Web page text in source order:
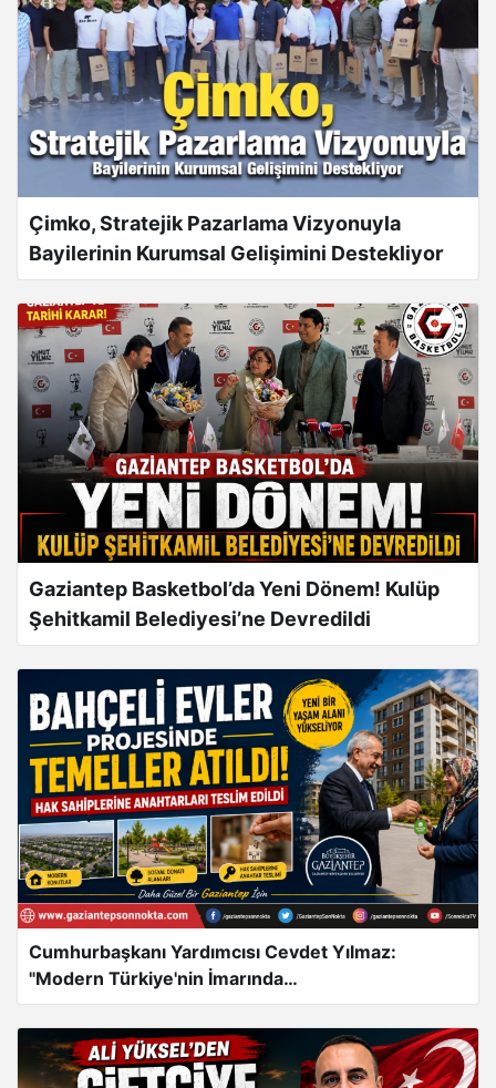
BUĞRA KAVUNCU’DAN CHP İSTANBUL İL
BAŞKANLIĞINA ATANAN KAYYUMA TEPKİ
Sessizliğini Son Nokta TV’ye Bozdu
Çimko, Stratejik Pazarlama Vizyonuyla
Bayilerinin Kurumsal Gelişimini Destekliyor
Gaziantep Basketbol’da Yeni Dönem! Kulüp
Şehitkamil Belediyesi’ne Devredildi
Cumhurbaşkanı Yardımcısı Cevdet Yılmaz:
"Modern Türkiye'nin İmarında
Cumhurbaşkanımızın Büyük Gayretleri Var"